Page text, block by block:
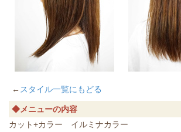
←スタイル一覧にもどる
◆メニューの内容
カット+カラー イルミナカラー